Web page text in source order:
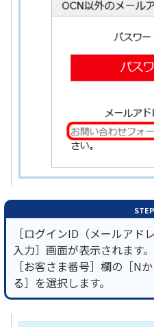
STEP
［ログインID（メールアド
入力］画面が表示されます。
［お客さま番号］欄の［N
る］を選択します。